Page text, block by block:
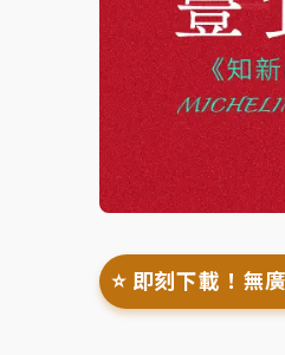
⭐️ 即刻下載！無